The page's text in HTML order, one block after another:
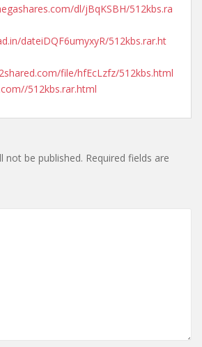
dl/jBqKSBH/512kbs.ra
dateiDQF6umyxyR/512kbs.rar.ht
file/hfEcLzfz/512kbs.html
512kbs.rar.html
not be published. Required fields are